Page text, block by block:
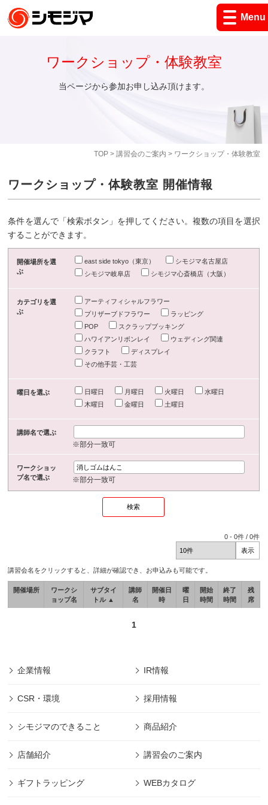
Menu
TOP> 講習会のご案内 > ワークショップ・体験教室
ワークショップ・体験教室
当ページから参加お申し込み頂けます。
ワークショップ・体験教室 開催情報
条件を選んで「検索ボタン」を押してください。複数の項目を選択
することができます。
開催場所を選
ぶ
east side tokyo（東京）
シモジマ名古屋店
シモジマ岐阜店
シモジマ心斎橋店（大阪）
カテゴリを選
ぶ
アーティフィシャルフラワー
プリザーブドフラワー
ラッピング
POP
スクラップブッキング
ハワイアンリボンレイ
ウェディング関連
クラフト
ディスプレイ
その他手芸・工芸
曜日を選ぶ 日曜日 月曜日 火曜日
水曜日
木曜日
金曜日 土曜日
講師名で選ぶ
※部分一致可
ワークショッ
プ名で選ぶ
※部分一致可
0 -0件 /0件
講習会名をクリックすると、詳細が確認でき、お申込みも可能です。
開催場所
ワークシ
ョップ名
サブタイ
トル ▲
講師
名
開催日
時
曜
日
開始
時間
終了
時間
残
席
1
企業情報 IR情報
CSR・環境 採用情報
シモジマのできること 商品紹介
店舗紹介 講習会のご案内
ギフトラッピング WEBカタログ